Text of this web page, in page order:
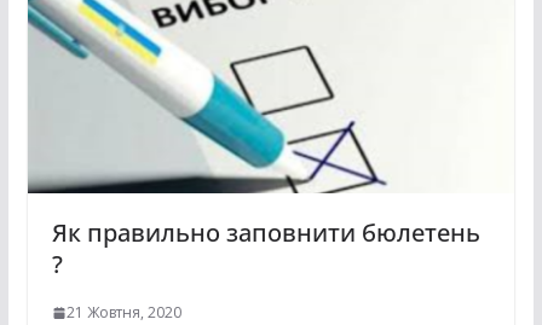
Як правильно заповнити бюлетень
?
21 Жовтня, 2020